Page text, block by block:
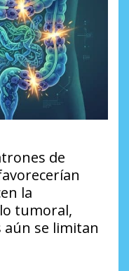
de
la
tumoral,
aún se limitan